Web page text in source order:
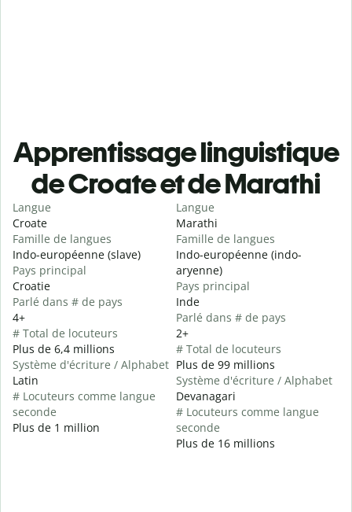
Apprentissage linguistique
de Croate et de Marathi
Langue
Croate
Famille de langues
Indo-européenne (slave)
Pays principal
Croatie
Parlé dans # de pays
4+
# Total de locuteurs
Plus de 6,4 millions
Système d'écriture / Alphabet
Latin
# Locuteurs comme langue
seconde
Plus de 1 million
Langue
Marathi
Famille de langues
Indo-européenne (indo-
aryenne)
Pays principal
Inde
Parlé dans # de pays
2+
# Total de locuteurs
Plus de 99 millions
Système d'écriture / Alphabet
Devanagari
# Locuteurs comme langue
seconde
Plus de 16 millions